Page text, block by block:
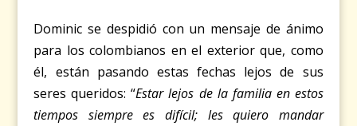
Dominic se despidió con un mensaje de ánimo
para los colombianos en el exterior que, como
él, están pasando estas fechas lejos de sus
seres queridos: “Estar lejos de la familia en estos
tiempos siempre es difícil; les quiero mandar